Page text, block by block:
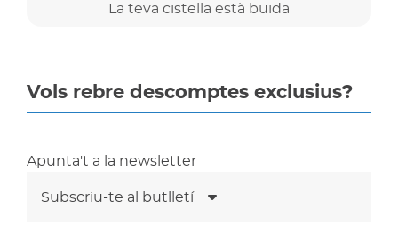
La teva cistella està buida
Vols rebre descomptes exclusius?
Apunta't a la newsletter
Subscriu-te al butlletí